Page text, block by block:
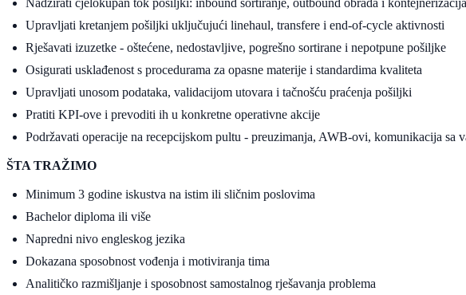
Upravljati kretanjem pošiljki uključujući linehaul, transfere i end-of-cycle aktivnosti
Rješavati izuzetke - oštećene, nedostavljive, pogrešno sortirane i nepotpune pošiljke
Osigurati usklađenost s procedurama za opasne materije i standardima kvaliteta
Upravljati unosom podataka, validacijom utovara i tačnošću praćenja pošiljki
Pratiti KPI-ove i prevoditi ih u konkretne operativne akcije
Podržavati operacije na recepcijskom pultu - preuzimanja, AWB-ovi, komunikacija sa
ŠTA TRAŽIMO
Minimum 3 godine iskustva na istim ili sličnim poslovima
Bachelor diploma ili više
Napredni nivo engleskog jezika
Dokazana sposobnost vođenja i motiviranja tima
Analitičko razmišljanje i sposobnost samostalnog rješavanja problema